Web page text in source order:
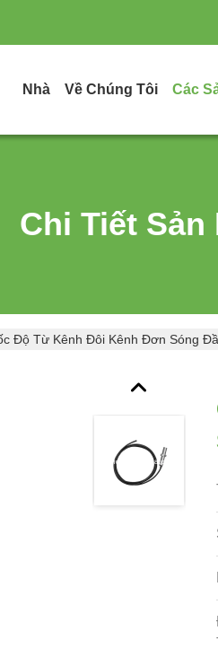
Nhà Về Chúng Tôi Các
Chi Tiết Sản
Độ Từ Kênh Đôi Kênh Đơn Sóng